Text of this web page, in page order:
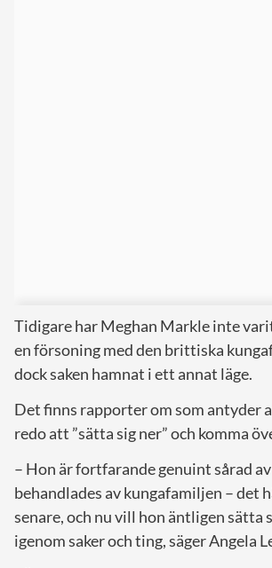
Tidigare har Meghan Markle inte
en försoning med den brittiska
dock saken hamnat i ett annat läge.
Det finns rapporter om som antyder
redo att ”sätta sig ner” och komma
– Hon är fortfarande genuint sårad
behandlades av kungafamiljen – det
senare, och nu vill hon äntligen sätta
igenom saker och ting, säger Angela